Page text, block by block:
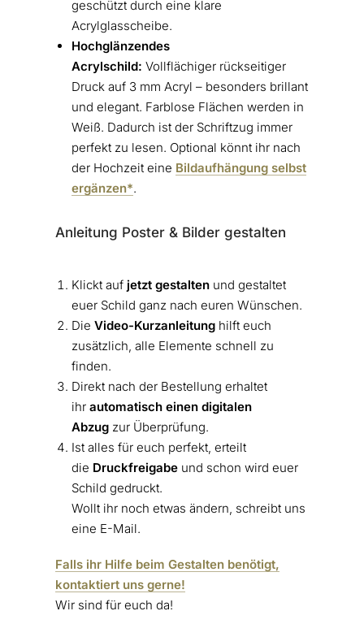
geschützt durch eine klare
Acrylglasscheibe.
Hochglänzendes
Acrylschild: Vollflächiger rückseitiger
Druck auf 3 mm Acryl – besonders brillant
und elegant. Farblose Flächen werden in
Weiß. Dadurch ist der Schriftzug immer
perfekt zu lesen. Optional könnt ihr nach
der Hochzeit eine Bildaufhängung selbst
ergänzen*.
Anleitung Poster & Bilder gestalten
Klickt auf jetzt gestaltenund gestaltet
euer Schild ganz nach euren Wünschen.
Die Video-Kurzanleitunghilft euch
zusätzlich, alle Elemente schnell zu
finden.
Direkt nach der Bestellung erhaltet
ihr automatisch einen digitalen
Abzugzur Überprüfung.
Ist alles für euch perfekt, erteilt
die Druckfreigabeund schon wird euer
Schild gedruckt.
Wollt ihr noch etwas ändern, schreibt uns
eine E-Mail.
Falls ihr Hilfe beim Gestalten benötigt,
kontaktiert uns gerne!
Wir sind für euch da!